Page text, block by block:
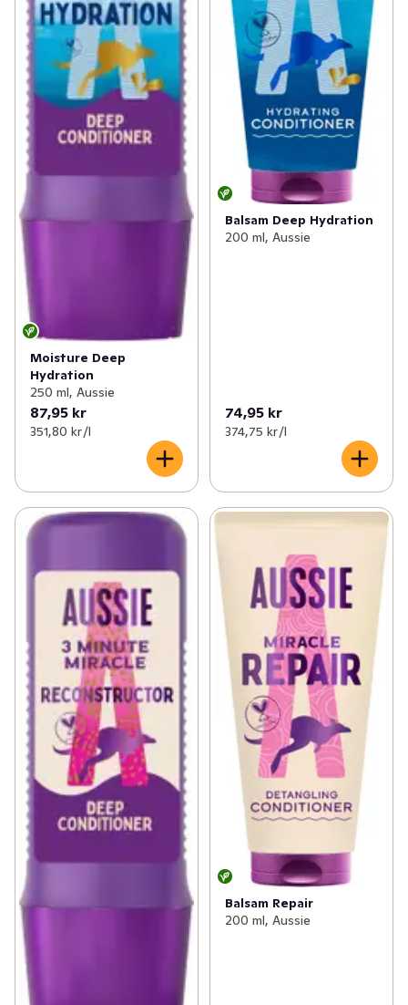
Moisture Deep
Hydration
250 ml, Aussie
87,95 kr
351,80 kr /l
Balsam Deep Hydration
200 ml, Aussie
74,95 kr
374,75 kr /l
Balsam Repair
200 ml, Aussie